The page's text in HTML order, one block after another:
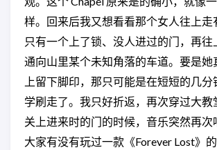
样。回来后我又想看看那个女人往上走
只有一个上了锁、没人进过的门，再往
通向山里某个未知角落的车道。要是她
上留下脚印，那只可能是在短短的几
学刷走了。我只好折返，再次穿过大教
关上进来时的门的时候，音乐突然再次
大家有没有玩过一款《Forever Lost》